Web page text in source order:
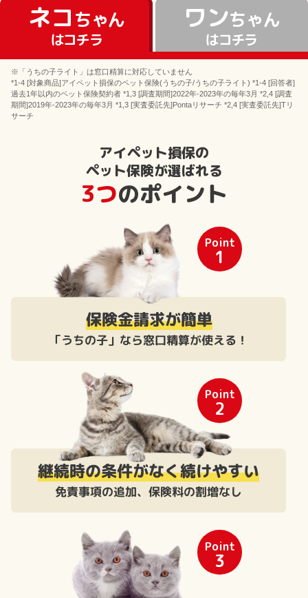
ネコちゃん
はコチラ
ワンちゃん
はコチラ
※「うちの子ライト」は窓口精算に対応していません
*1-4 [対象商品]アイペット損保のペット保険(うちの子/うちの子ライト) *1-4 [回答者]
過去1年以内のペット保険契約者 *1,3 [調査期間]2022年-2023年の毎年3月 *2,4 [調査
期間]2019年-2023年の毎年3月 *1,3 [実査委託先]Pontaリサーチ *2,4 [実査委託先]Tリ
サーチ
アイペット損保の
ペット保険が選ばれる
3つのポイント
Point
1
保険金請求が簡単
「うちの子」なら窓口精算が使える！
Point
2
継続時の条件がなく続けやすい
免責事項の追加、保険料の割増なし
Point
3